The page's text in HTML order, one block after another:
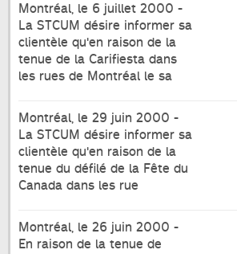
Montréal, le 6 juillet 2000 -
La STCUM désire informer sa
clientèle qu'en raison de la
tenue de la Carifiesta dans
les rues de Montréal le sa
Montréal, le 29 juin 2000 -
La STCUM désire informer sa
clientèle qu'en raison de la
tenue du défilé de la Fête du
Canada dans les rue
Montréal, le 26 juin 2000 -
En raison de la tenue de